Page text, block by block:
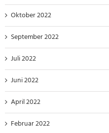
Oktober 2022
September 2022
Juli 2022
Juni 2022
April 2022
Februar 2022